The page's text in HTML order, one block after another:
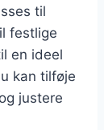
til
festlige
en ideel
kan tilføje
justere